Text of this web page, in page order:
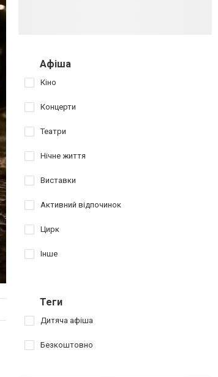
Афіша
Кіно
Концерти
Театри
Нічне життя
Виставки
Активний відпочинок
Цирк
Інше
Теги
Дитяча афіша
Безкоштовно